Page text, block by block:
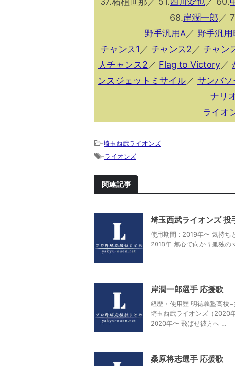
68.岸潤一郎 ／
野手汎用A／ 野手汎用
チャンス1 ／ チャンス2 ／ チャン
人チャンス2 ／ Flag to Victory／
ンスジェットミサイル／ サンバソ
ナリ
ライオ
-埼玉西武ライオンズ
-ライオンズ
関連記事
埼玉西武ライオンズ 投
使用期間：2019年〜 気持ち
2018年 無心で向かう孤独の
岸潤一郎選手 応援歌
経歴・使用歴 明徳義塾高校
埼玉西武ライオンズ（2020
2020年〜 飛ばせ彼方へ …
桑原将志選手 応援歌